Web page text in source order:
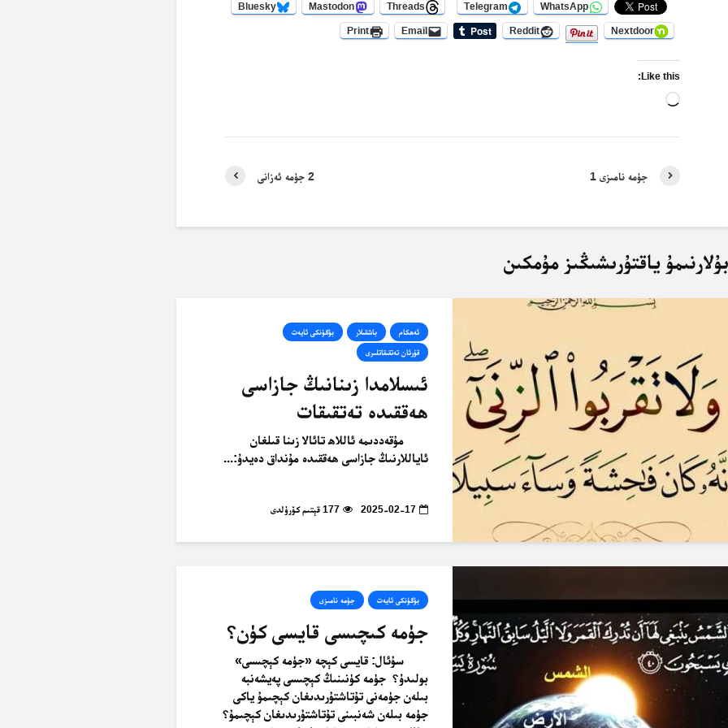
WhatsApp
Telegram
Threads
Mastodon
Bluesky
Nextdoor
Reddit
Email
Print
Like this:
Loading…
2 جۈمە ئەزانى جۈمە نامىزى 1
بۇلارنىمۇ ياقتۇرىشىڭىز مۇمكىن
ئەھكام باشقىلار بۈگۈنكى ئايەت
قۇرئان تەتقىقاتلىرى
ئىسلامدا زىنانىڭ جازاسى
ھەققىدە تەتقىقات
مۇقەددىمە ئاللاھ تائالا زىنا قىلغان
ئاياللارنىڭ جازاسى ھەققىدە مۇنداق دەيدۇ:...
2025-02-17 177 قېتىم كۆرۈلدى
بۈگۈنكى ئايەت جۈمە نامىزى
جۈمە كىچىسى قايسى كۈن؟
سۇئال: قايسى كېچە «جۈمە كېچىسى»
بولىدۇ؟ جۈمە كۈنىنىڭ كېچىسى پەيشەنبە
بىلەن جۈمەنى تۇتاشتۇرىدىغان كېچىمۇ ياكى
جۈمە بىلەن شەنبىنى تۇتاشتۇرىدىغان كېچىمۇ؟